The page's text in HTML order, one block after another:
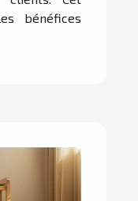
bénéfices